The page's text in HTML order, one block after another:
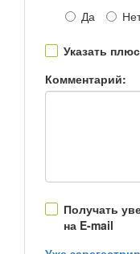
Да
Указать
Комментарий:
Получать
на E-mail